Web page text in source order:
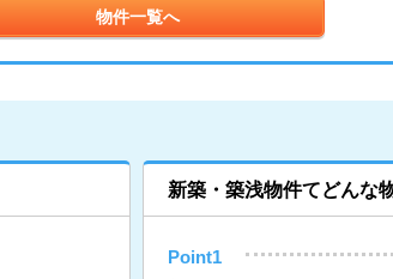
物件一覧へ
新築・築浅物件てどんな
Point1